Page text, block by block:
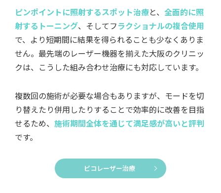
ピンポイントに照射するスポット治療と、 全面的に照
射するトーニング、そしてフラクショナルの複合使用
で、より短期間に結果を得られることも少なくありま
せん。最先端のレーザー機器を揃えた大阪のクリニッ
クは、こうした組み合わせ治療にも対応しています。
複数回の施術が必要な場合もありますが、モードを切
り替えたり併用したりすることで効率的に改善を目指
せるため、 施術期間全体を通じて満足感が高いと評判
です。
ピコレーザー治療